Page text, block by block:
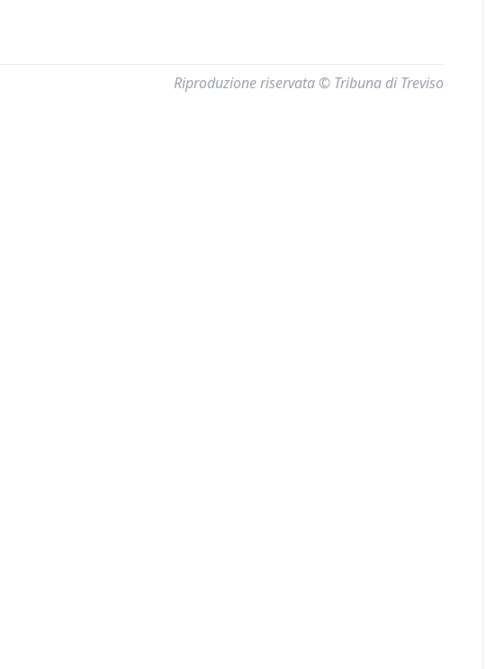
Riproduzione riservata © Tribuna di Treviso